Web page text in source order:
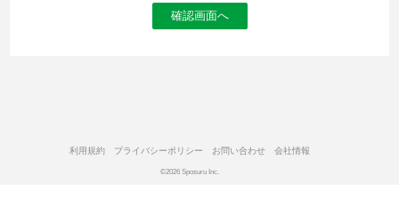
確認画面へ
利用規約 プライバシーポリシー お問い合わせ 会社情報
©2026 Sposuru Inc.